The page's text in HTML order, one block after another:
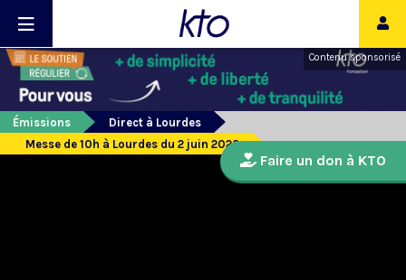
Contenu sponsorisé
Émissions
Direct à Lourdes
Messe de 10h à Lourdes du 2 juin 2023
Faire un don à KTO